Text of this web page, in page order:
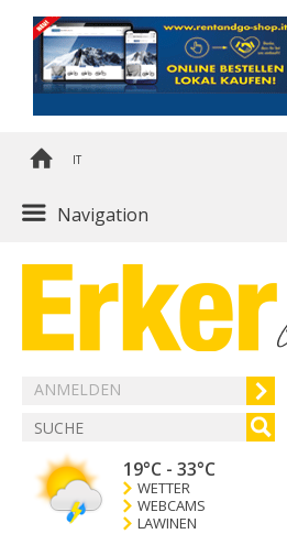
IT
Navigation
ANMELDEN
19°C - 33°C
WETTER
WEBCAMS
LAWINEN